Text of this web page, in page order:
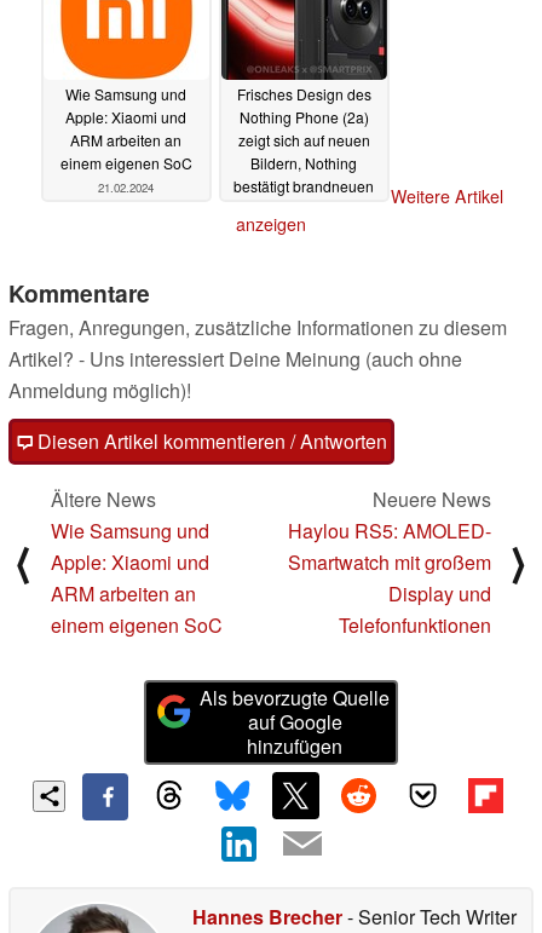
Wie Samsung und
Apple: Xiaomi und
ARM arbeiten an
einem eigenen SoC
21.02.2024
Frisches Design des
Nothing Phone (2a)
zeigt sich auf neuen
Bildern, Nothing
bestätigt brandneuen
Weitere Artikel
anzeigen
Kommentare
Fragen, Anregungen, zusätzliche Informationen zu diesem
Artikel? - Uns interessiert Deine Meinung (auch ohne
Anmeldung möglich)!
Diesen Artikel kommentieren / Antworten
⟨
Ältere News
Wie Samsung und
Apple: Xiaomi und
ARM arbeiten an
einem eigenen SoC
Neuere News
Haylou RS5: AMOLED-
Smartwatch mit großem
Display und
Telefonfunktionen
⟩
Als bevorzugte Quelle
auf Google
hinzufügen
Hannes Brecher- Senior Tech Writer